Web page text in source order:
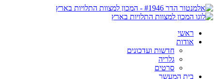
ראשי
אודות
חדשות ועדכונים
גלריה
סרטים
בית המעשר